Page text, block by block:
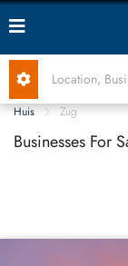
Huis Zug
Businesses For